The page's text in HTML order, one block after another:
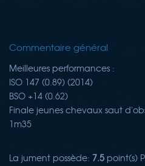
Commentaire général
Meilleures performances :
ISO 147 (0.89) (2014)
BSO +14 (0.62)
Finale jeunes chevaux saut
1m35
La jument possède: 7.5 point(s)